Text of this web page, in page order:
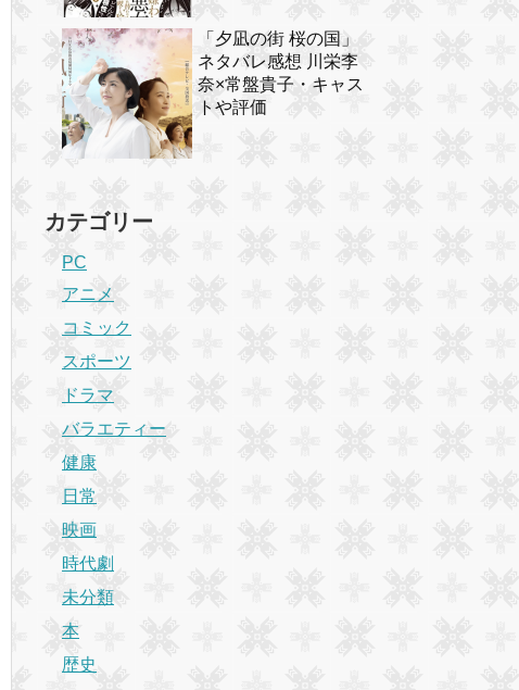
「夕凪の街 桜の国」
ネタバレ感想 川栄李
奈×常盤貴子・キャス
トや評価
カテゴリー
PC
アニメ
コミック
スポーツ
ドラマ
バラエティー
健康
日常
映画
時代劇
未分類
本
歴史